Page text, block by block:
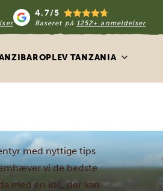
4.7/5
Baseret på 1252+ anmeldelser
OPLEV TANZANIA
med nyttige tips
vi de bedste
med en idé, der kan